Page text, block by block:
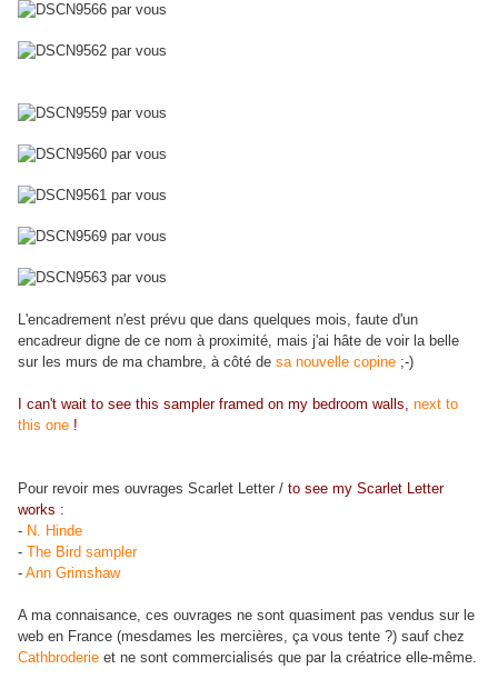
L'encadrement n'est prévu que dans quelques mois, faute d'un
encadreur digne de ce nom à proximité, mais j'ai hâte de voir la belle
sur les murs de ma chambre, à côté de sa nouvelle copine ;-)
I can't wait to see this sampler framed on my bedroom walls, next to
this one !
Pour revoir mes ouvrages Scarlet Letter / to see my Scarlet Letter
works :
- N. Hinde
- The Bird sampler
- Ann Grimshaw
A ma connaisance, ces ouvrages ne sont quasiment pas vendus sur le
web en France (mesdames les mercières, ça vous tente ?) sauf chez
Cathbroderie et ne sont commercialisés que par la créatrice elle-même.